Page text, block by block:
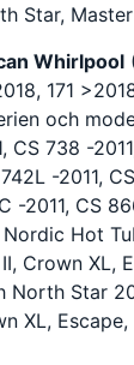
Star,
Whirlpool
171
och
CS 738 -
-2011,
-2011, CS
Nordic Hot
Crown XL,
North Star
XL,